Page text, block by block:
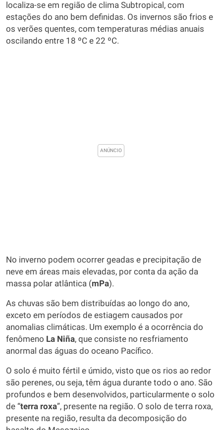
localiza-se em região de clima Subtropical, com
estações do ano bem definidas. Os invernos são frios e
os verões quentes, com temperaturas médias anuais
oscilando entre 18 ºC e 22 ºC.
No inverno podem ocorrer geadas e precipitação de
neve em áreas mais elevadas, por conta da ação da
massa polar atlântica (mPa).
As chuvas são bem distribuídas ao longo do ano,
exceto em períodos de estiagem causados por
anomalias climáticas. Um exemplo é a ocorrência do
fenômeno La Niña, que consiste no resfriamento
anormal das águas do oceano Pacífico.
O solo é muito fértil e úmido, visto que os rios ao redor
são perenes, ou seja, têm água durante todo o ano. São
profundos e bem desenvolvidos, particularmente o solo
de “terra roxa”, presente na região. O solo de terra roxa,
presente na região, resulta da decomposição do